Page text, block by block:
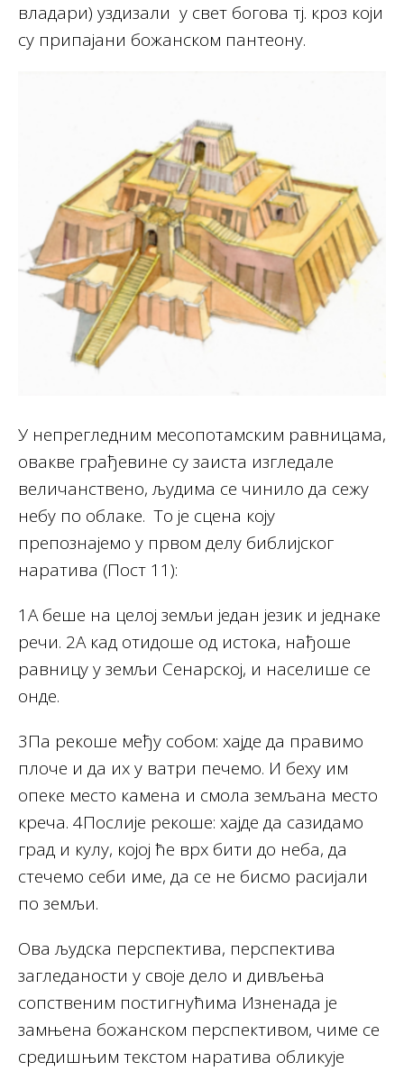
владари) уздизали у свет богова тј. кроз који
су припајани божанском пантеону.
У непрегледним месопотамским равницама,
овакве грађевине су заиста изгледале
величанствено, људима се чинило да сежу
небу по облаке. То је сцена коју
препознајемо у првом делу библијског
наратива (Пост 11):
1А беше на целој земљи један језик и једнаке
речи. 2А кад отидоше од истока, нађоше
равницу у земљи Сенарској, и населише се
онде.
3Па рекоше међу собом: хајде да правимо
плоче и да их у ватри печемо. И беху им
опеке место камена и смола земљана место
креча. 4Послије рекоше: хајде да сазидамо
град и кулу, којој ће врх бити до неба, да
стечемо себи име, да се не бисмо расијали
по земљи.
Ова људска перспектива, перспектива
загледаности у своје дело и дивљења
сопственим постигнућима Изненада је
замњена божанском перспективом, чиме се
средишњим текстом наратива обликује